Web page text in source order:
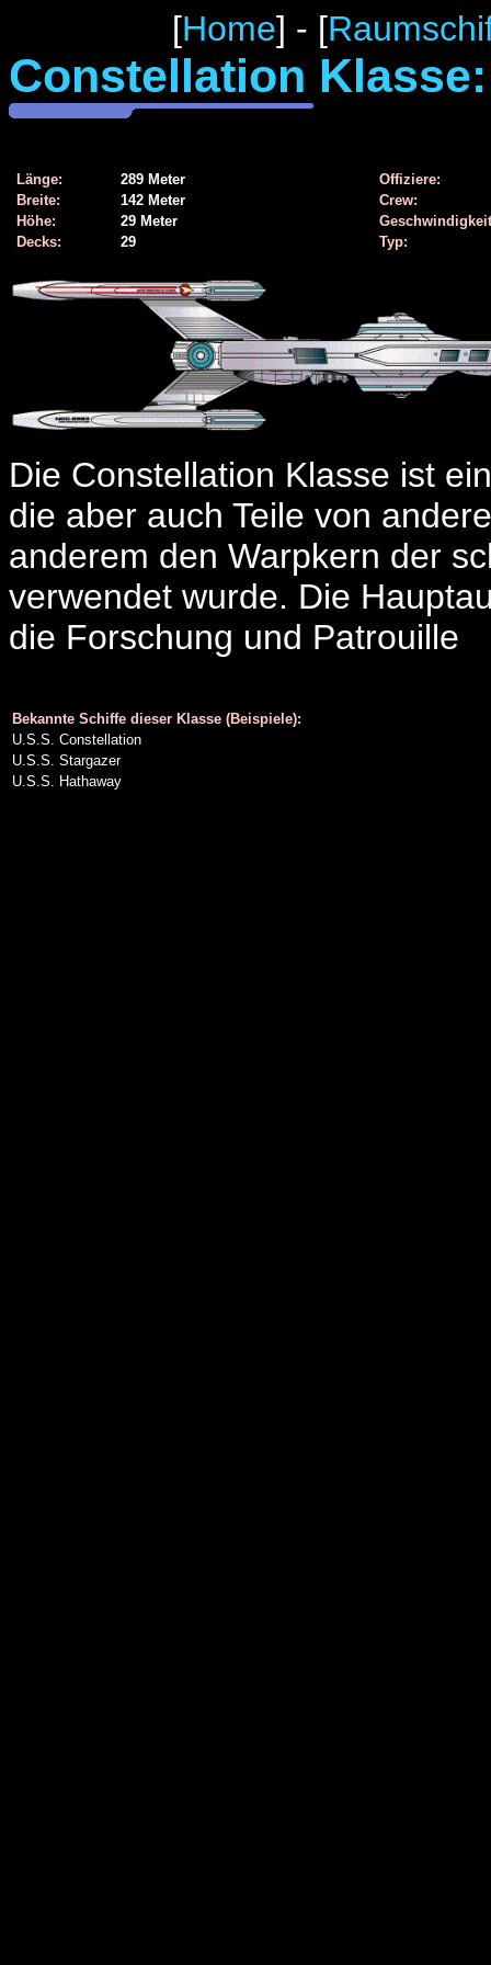
[Home] - [
Constellation Klasse:
Länge: 289 Meter
Offiziere:
Breite:
142 Meter
Crew:
Höhe:
29 Meter
Decks:
29 Typ:
Die Constellation Klasse ist
die aber auch Teile von
anderem den Warpkern der
verwendet wurde. Die
die Forschung und Patrouille
Bekannte Schiffe dieser Klasse (Beispiele):
U.S.S. Constellation
U.S.S. Stargazer
U.S.S. Hathaway